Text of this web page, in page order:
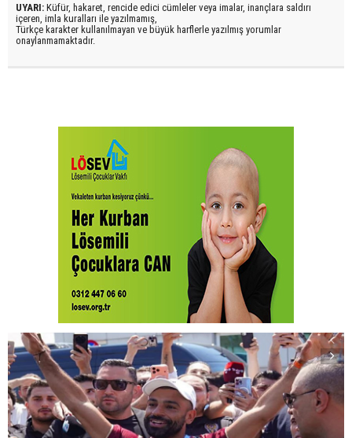
UYARI: Küfür, hakaret, rencide edici cümleler veya imalar, inançlara saldırı
içeren, imla kuralları ile yazılmamış,
Türkçe karakter kullanılmayan ve büyük harflerle yazılmış yorumlar
onaylanmamaktadır.